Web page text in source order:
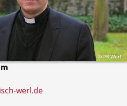
© PR Werl
werl.de